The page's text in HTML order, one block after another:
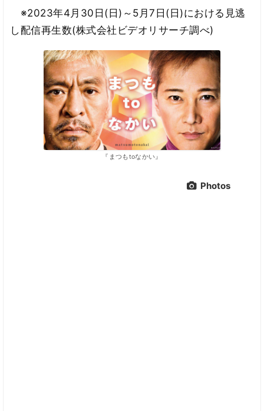
※2023年4月30日(日)～5月7日(日)における見逃
し配信再生数(株式会社ビデオリサーチ調べ)
『まつもtoなかい』
Photos